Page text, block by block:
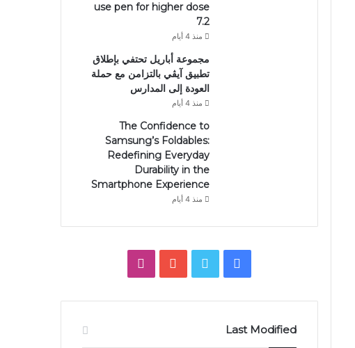
use pen for higher dose
7.2
منذ 4 أيام
مجموعة أباريل تحتفي بإطلاق
تطبيق آيڤي بالتزامن مع حملة
العودة إلى المدارس
منذ 4 أيام
The Confidence to
Samsung’s Foldables:
Redefining Everyday
Durability in the
Smartphone Experience
منذ 4 أيام
فيسبوكتويتر يوتيوبانستقرام
Last Modified